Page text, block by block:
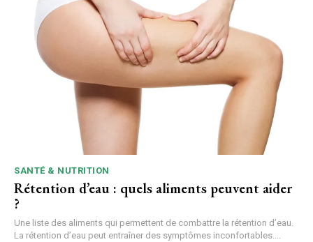
SANTÉ & NUTRITION
Rétention d’eau : quels aliments peuvent aider
?
Une liste des aliments qui permettent de combattre la rétention d’eau.
La rétention d’eau peut entraîner des symptômes inconfortables....